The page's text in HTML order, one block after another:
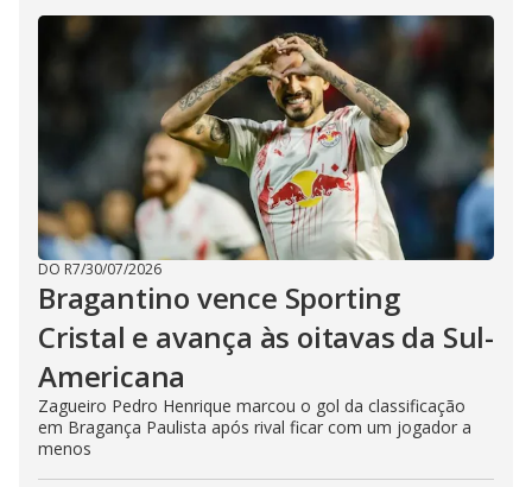
DO R7/30/07/2026
Bragantino vence Sporting
Cristal e avança às oitavas da Sul-
Americana
Zagueiro Pedro Henrique marcou o gol da classificação
em Bragança Paulista após rival ficar com um jogador a
menos